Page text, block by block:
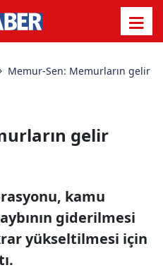
Memur-Sen: Memurların gelir
gelir
kamu
giderilmesi
yükseltilmesi için